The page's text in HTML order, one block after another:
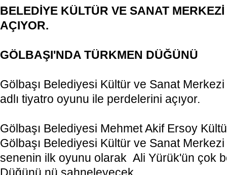
BELEDİYE KÜLTÜR VE SANAT
AÇIYOR.
GÖLBAŞI'NDA TÜRKMEN DÜĞÜNÜ
Gölbaşı Belediyesi Kültür ve Sanat
adlı tiyatro oyunu ile perdelerini açıyor.
Gölbaşı Belediyesi Mehmet Akif Ersoy
Gölbaşı Belediyesi Kültür ve Sanat
senenin ilk oyunu olarak Ali Yürük'ün çok